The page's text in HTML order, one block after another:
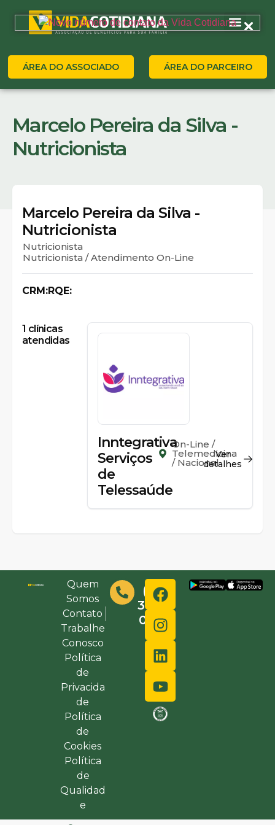
ÁREA DO ASSOCIADO ÁREA DO PARCEIRO
Marcelo Pereira da Silva -
Nutricionista
Marcelo Pereira da Silva -
Nutricionista
Nutricionista
Nutricionista / Atendimento On-Line
CRM:RQE:
1 clínicas
atendidas
Inntegrativa
Serviços
de
Telessaúde
On-Line /
Telemedicina
/ Nacional
Ver
detalhes
Quem
Somos
Contato
Trabalhe
Conosco
Política
de
Privacida
de
Política
de
Cookies
Política
de
Qualidad
e
(48)
3632-
0000